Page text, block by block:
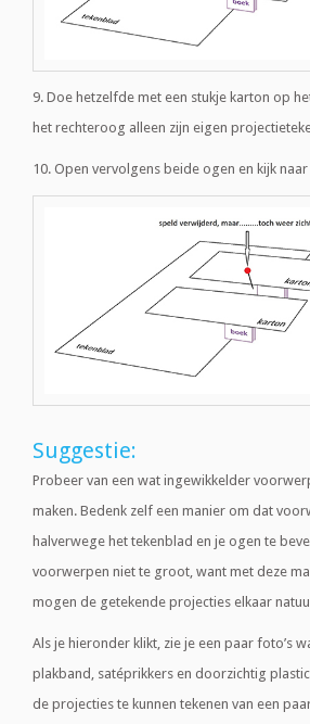
9. Doe hetzelfde met een stukje karton op
het rechteroog alleen zijn eigen
10. Open vervolgens beide ogen en kijk
Suggestie:
Probeer van een wat ingewikkelder
maken. Bedenk zelf een manier om dat
halverwege het tekenblad en je ogen te
voorwerpen niet te groot, want met deze
mogen de getekende projecties elkaar
Als je hieronder klikt, zie je een paar foto’s
plakband, satéprikkers en doorzichtig
de projecties te kunnen tekenen van een